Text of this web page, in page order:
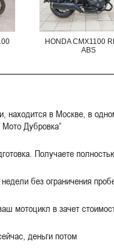
HONDA CMX1100
ABS
находится в Москве, в
Дубровка”
Получаете
без ограничения
мотоцикл в зачет
деньги потом